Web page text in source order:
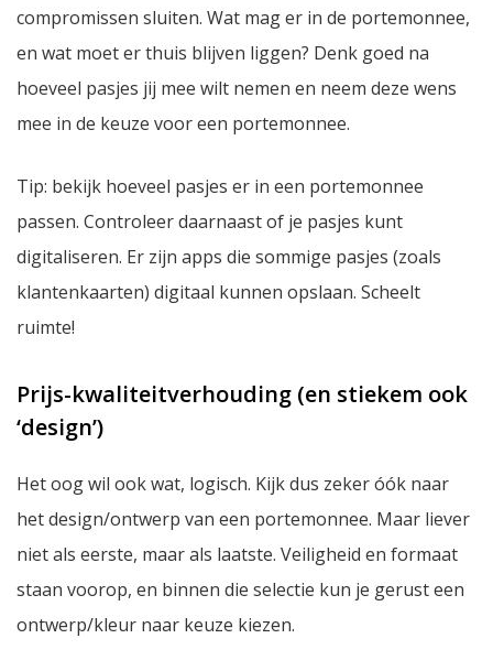
compromissen sluiten. Wat mag er in de portemonnee,
en wat moet er thuis blijven liggen? Denk goed na
hoeveel pasjes jij mee wilt nemen en neem deze wens
mee in de keuze voor een portemonnee.
Tip: bekijk hoeveel pasjes er in een portemonnee
passen. Controleer daarnaast of je pasjes kunt
digitaliseren. Er zijn apps die sommige pasjes (zoals
klantenkaarten) digitaal kunnen opslaan. Scheelt
ruimte!
Prijs-kwaliteitverhouding (en stiekem ook
‘design’)
Het oog wil ook wat, logisch. Kijk dus zeker óók naar
het design/ontwerp van een portemonnee. Maar liever
niet als eerste, maar als laatste. Veiligheid en formaat
staan voorop, en binnen die selectie kun je gerust een
ontwerp/kleur naar keuze kiezen.